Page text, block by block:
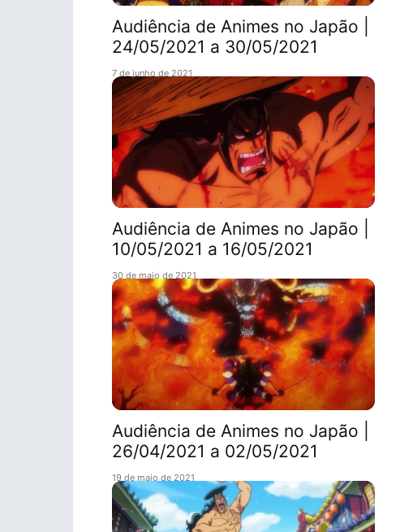
Audiência de Animes no Japão |
24/05/2021 a 30/05/2021
7 de junho de 2021
Audiência de Animes no Japão |
10/05/2021 a 16/05/2021
30 de maio de 2021
Audiência de Animes no Japão |
26/04/2021 a 02/05/2021
19 de maio de 2021